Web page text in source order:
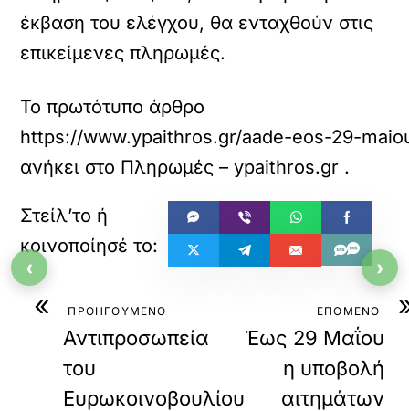
έκβαση του ελέγχου, θα ενταχθούν στις
επικείμενες πληρωμές.
Το πρωτότυπο άρθρο
https://www.ypaithros.gr/aade-eos-29-
ανήκει στο Πληρωμές – ypaithros.gr .
« ΠΡΟΗΓΟΥΜΕΝΟ
Αντιπροσωπεία
του
Ευρωκοινοβουλίου
ΕΠΟΜΕΝΟ
Έως 29 Μαΐου
η υποβολή
αιτημάτων
‹ ›